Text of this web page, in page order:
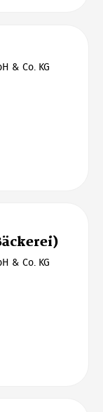
& Co. KG
& Co. KG